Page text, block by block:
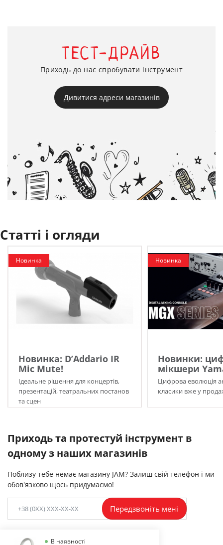
ТЕСТ-ДРАЙВ
Приходь до нас спробувати інструмент
Дивитися адреси магазинів
Статті і огляди
Новинка
Новинка: D’Addario IR
Mic Mute!
Ідеальне рішення для концертів,
презентацій, театральних постанов
та сцен
Новинка
Новинки:
мікшери
Цифрова еволюція
класики вже у
Приходь та протестуй інструмент в
одному з наших магазинів
Поблизу тебе немає магазину JAM? Залиш свій телефон і ми
обов'язково щось придумаємо!
В наявності
Передзвоніть мені